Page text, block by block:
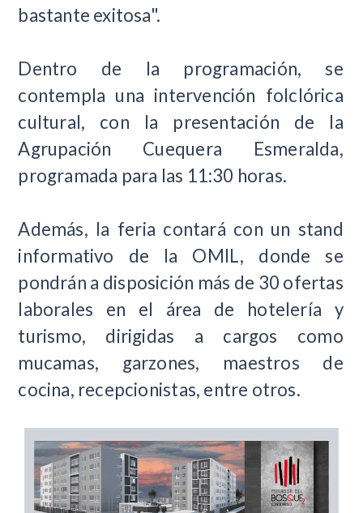
bastante exitosa".
Dentro de la programación, se
contempla una intervención folclórica
cultural, con la presentación de la
Agrupación Cuequera Esmeralda,
programada para las 11:30 horas.
Además, la feria contará con un stand
informativo de la OMIL, donde se
pondrán a disposición más de 30 ofertas
laborales en el área de hotelería y
turismo, dirigidas a cargos como
mucamas, garzones, maestros de
cocina, recepcionistas, entre otros.